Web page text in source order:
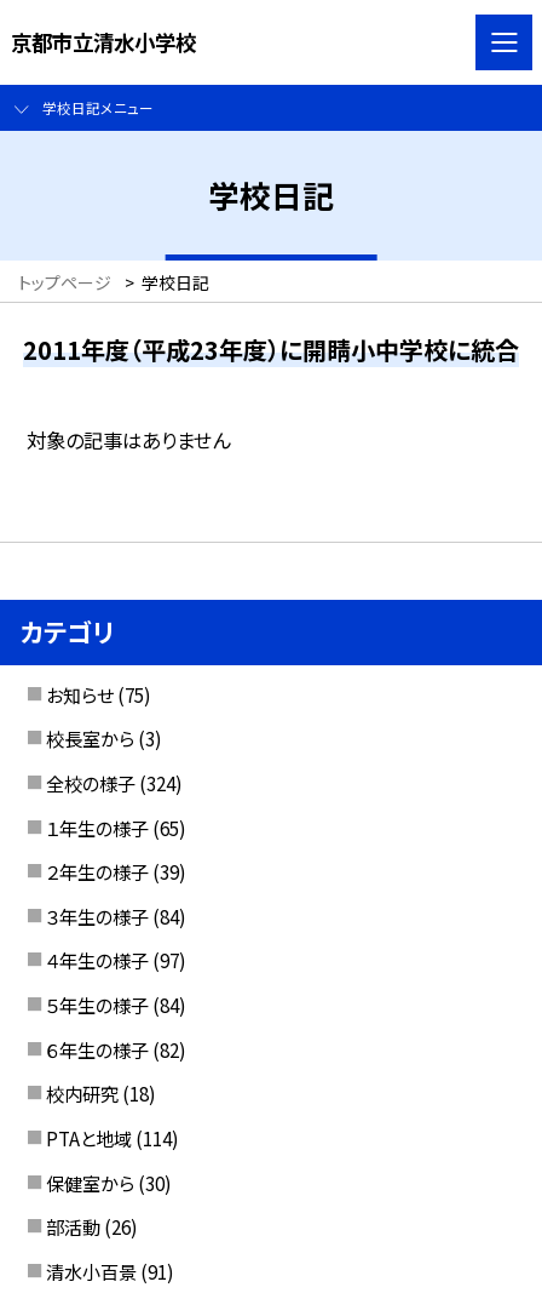
京都市立清水小学校
学校日記メニュー
学校日記
トップページ > 学校日記
2011年度（平成23年度）に開睛小中学校に統合
対象の記事はありません
カテゴリ
お知らせ (75)
校長室から (3)
全校の様子 (324)
１年生の様子 (65)
２年生の様子 (39)
３年生の様子 (84)
４年生の様子 (97)
５年生の様子 (84)
６年生の様子 (82)
校内研究 (18)
PTAと地域 (114)
保健室から (30)
部活動 (26)
清水小百景 (91)